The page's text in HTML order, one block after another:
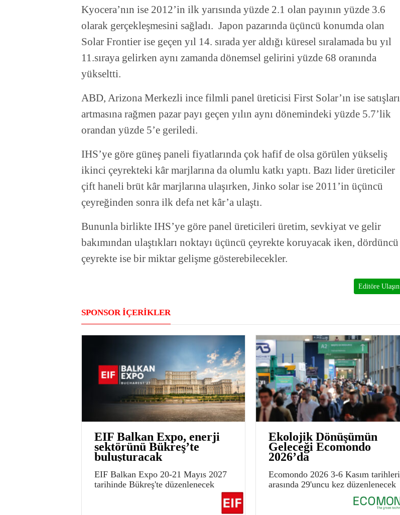
Kyocera’nın ise 2012’in ilk yarısında yüzde 2.1 olan payının yüzde 3.6
olarak gerçekleşmesini sağladı. Japon pazarında üçüncü konumda olan
Solar Frontier ise geçen yıl 14. sırada yer aldığı küresel sıralamada bu yıl
11.sıraya gelirken aynı zamanda dönemsel gelirini yüzde 68 oranında
yükseltti.
ABD, Arizona Merkezli ince filmli panel üreticisi First Solar’ın ise satışları
artmasına rağmen pazar payı geçen yılın aynı dönemindeki yüzde 5.7’lik
orandan yüzde 5’e geriledi.
IHS’ye göre güneş paneli fiyatlarında çok hafif de olsa görülen yükseliş
ikinci çeyrekteki kâr marjlarına da olumlu katkı yaptı. Bazı lider üreticiler
çift haneli brüt kâr marjlarına ulaşırken, Jinko solar ise 2011’in üçüncü
çeyreğinden sonra ilk defa net kâr’a ulaştı.
Bununla birlikte IHS’ye göre panel üreticileri üretim, sevkiyat ve gelir
bakımından ulaştıkları noktayı üçüncü çeyrekte koruyacak iken, dördüncü
çeyrekte ise bir miktar gelişme gösterebilecekler.
Editöre Ulaşın
SPONSOR İÇERİKLER
EIF Balkan Expo, enerji
sektörünü Bükreş’te
buluşturacak
EIF Balkan Expo 20-21 Mayıs 2027
tarihinde Bükreş'te düzenlenecek
Ekolojik Dönüşümün
Geleceği Ecomondo
2026’da
Ecomondo 2026 3-6 Kasım tarihleri
arasında 29'uncu kez düzenlenecek